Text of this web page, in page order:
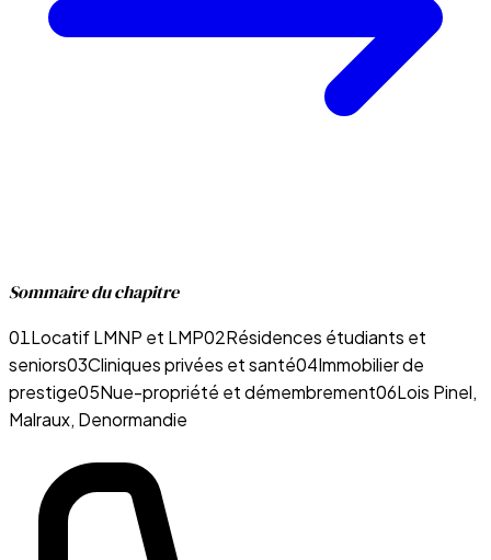
Sommaire du chapitre
01Locatif LMNP et LMP02Résidences étudiants et
seniors03Cliniques privées et santé04Immobilier de
prestige05Nue-propriété et démembrement06Lois Pinel,
Malraux, Denormandie